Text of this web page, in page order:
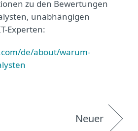
zu den Bewertungen
unabhängigen
Experten:
de/about/warum-
Neuer